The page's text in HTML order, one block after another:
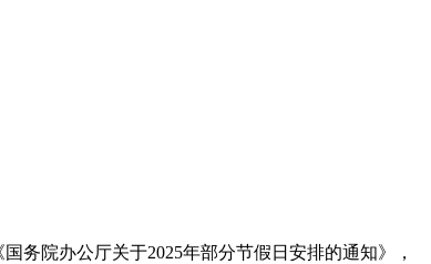
务院办公厅关于2025年部分节假日安排的通知》，